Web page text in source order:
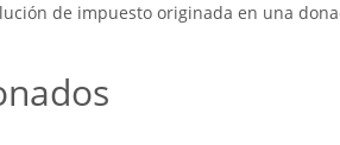
de impuesto originada en una